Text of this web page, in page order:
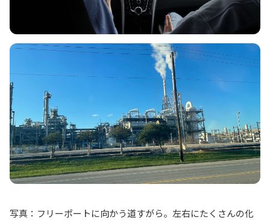
写真：フリーポートに向かう道すがら。左右にたくさんの化